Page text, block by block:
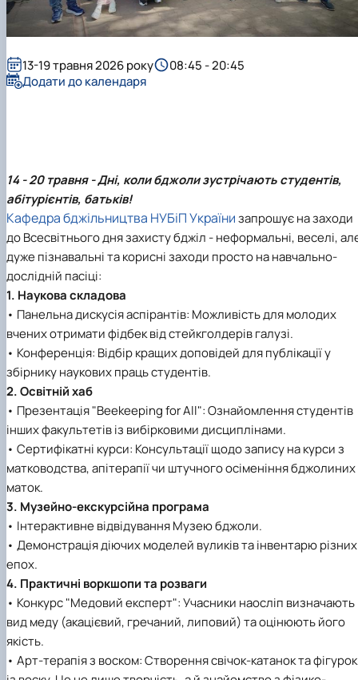
14 - 20 травня - Дні, коли бджоли зустрічають студентів,
абітурієнтів, батьків!
Кафедра бджільництва НУБіП Українизапрошує на заходи
до Всесвітнього дня захисту бджіл - неформальні, веселі,
дуже пізнавальні та корисні заходи просто на навчально-
дослідній пасіці:
1. Наукова складова
• Панельна дискусія аспірантів: Можливість для молодих
вчених отримати фідбек від стейкголдерів галузі.
• Конференція: Відбір кращих доповідей для публікації у
збірнику наукових праць студентів.
2. Освітній хаб
• Презентація "Beekeeping for All": Ознайомлення студентів
інших факультетів із вибірковими дисциплінами.
• Сертифікатні курси: Консультації щодо запису на курси з
матководства, апітерапії чи штучного осіменіння бджолиних
маток.
3. Музейно-екскурсійна програма
• Інтерактивне відвідування Музею бджоли.
• Демонстрація діючих моделей вуликів та інвентарю різних
епох.
4. Практичні воркшопи та розваги
• Конкурс "Медовий експерт": Учасники наосліп визначають
вид меду (акацієвий, гречаний, липовий) та оцінюють його
якість.
• Арт-терапія з воском: Створення свічок-катанок та фігурок
13-19 травня 2026 року
08:45 - 20:45
Додати до календаря